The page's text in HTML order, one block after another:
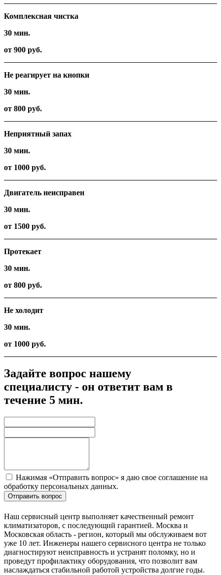
Комплексная чистка
30 мин.
от 900 руб.
Не реагирует на кнопки
30 мин.
от 800 руб.
Неприятный запах
30 мин.
от 1000 руб.
Двигатель неисправен
30 мин.
от 1500 руб.
Протекает
30 мин.
от 800 руб.
Не холодит
30 мин.
от 1000 руб.
Задайте вопрос нашему
специалисту - он ответит вам в
течение 5 мин.
Нажимая «Отправить вопрос» я даю свое соглашение на
обработку персональных данных.
Отправить вопрос
Наш сервисный центр выполняет качественный ремонт
климатизаторов, с последующий гарантией. Москва и
Московская область - регион, который мы обслуживаем вот
уже 10 лет. Инженеры нашего сервисного центра не только
диагностируют неисправность и устранят поломку, но и
проведут профилактику оборудования, что позволит вам
наслаждаться стабильной работой устройства долгие годы.